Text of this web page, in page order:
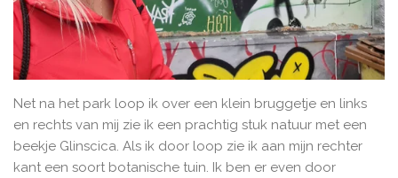
Net na het park loop ik over een klein bruggetje en links
en rechts van mij zie ik een prachtig stuk natuur met een
beekje Glinscica. Als ik door loop zie ik aan mijn rechter
kant een soort botanische tuin. Ik ben er even door